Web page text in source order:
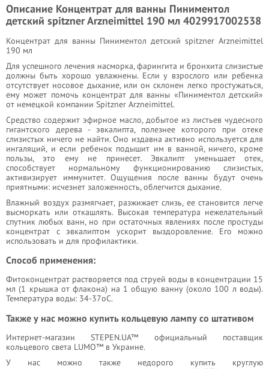
Описание Концентрат для ванны Пиниментол
детский spitzner Arzneimittel 190 мл 4029917002538
Концентрат для ванны Пиниментол детский spitzner Arzneimittel
190 мл
Для успешного лечения насморка, фарингита и бронхита слизистые
должны быть хорошо увлажнены. Если у взрослого или ребенка
отсутствует носовое дыхание, или он склонен легко простужаться,
ему может помочь концентрат для ванны «Пиниментол детский»
от немецкой компании Spitzner Arzneimittel.
Средство содержит эфирное масло, добытое из листьев чудесного
гигантского дерева - эвкалипта, полезнее которого при отеке
слизистых ничего не найти. Оно издавна активно используется для
ингаляций, и если ребенок подышит им в ванной, ничего, кроме
пользы, это ему не принесет. Эвкалипт уменьшает отек,
способствует нормальному функционированию слизистых,
активизирует иммунитет. Ощущения после ванны будут очень
приятными: исчезнет заложенность, облегчится дыхание.
Влажный воздух размягчает, разжижает слизь, ее становится легче
высморкать или откашлять. Высокая температура нежелательный
спутник любых ванн, но при остаточных явлениях после простуды
концентрат с эвкалиптом ускорит выздоровление. Его можно
использовать и для профилактики.
Способ применения:
Фитоконцентрат растворяется под струей воды в концентрации 15
мл (1 крышка от флакона) на 1 общую ванну (около 100 л воды).
Температура воды: 34-37оС.
Также у нас можно купить кольцевую лампу со штативом
Интернет-магазин STEPEN.UA™ официальный поставщик
кольцевого света LUMO™ в Украине.
У нас можно также недорого купить круглую